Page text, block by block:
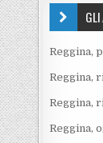
Reggina,
Reggina,
Reggina,
Reggina,